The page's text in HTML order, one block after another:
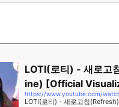
LOTI(로티) - 새로
ine) [Official
https://www.youtube.com/
LOTI(로티) - 새로고침